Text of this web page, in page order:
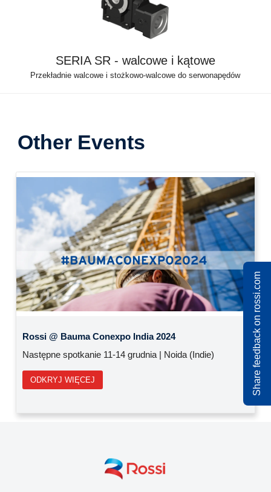
SERIA SR - walcowe i kątowe
Przekładnie walcowe i stożkowo-walcowe do serwonapędów
Other Events
Rossi @ Ecomondo 2024
Najbliższe wydarzenie 5-8/11/2024 | Rimini (Włochy)
ODKRYJ WIĘCEJ
Previous Next Share feedback on rossi.com